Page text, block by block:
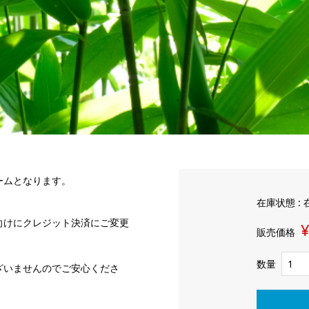
となります。
にクレジット決済にご変更
ませんのでご安心くださ
在庫状態 :
販売価格
数量